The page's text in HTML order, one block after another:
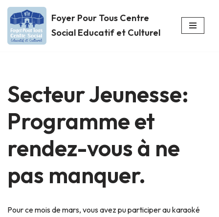
Aller
au
Foyer Pour Tous Centre
Social Educatif et Culturel
Secteur Jeunesse:
Programme et
rendez-vous à ne
pas manquer.
Pour ce mois de mars, vous avez pu participer au karaoké